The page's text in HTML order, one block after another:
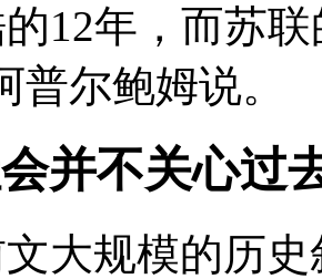
12年，而苏
普尔鲍姆说。
不关心过
大规模的历